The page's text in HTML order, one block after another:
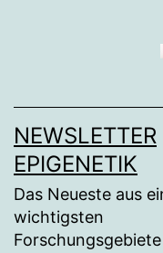
NEWSLETTER
EPIGENETIK
Das Neueste aus
wichtigsten